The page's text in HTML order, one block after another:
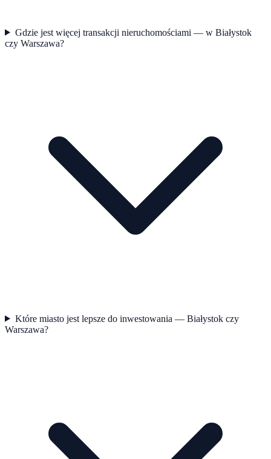
Gdzie jest więcej transakcji nieruchomościami — w Białystok
czy Warszawa?
Które miasto jest lepsze do inwestowania — Białystok czy
Warszawa?